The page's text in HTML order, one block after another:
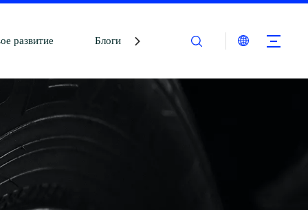
развитие Блоги Связаться с нами